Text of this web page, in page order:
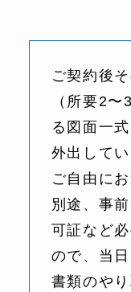
ご契約後
（所要2
る図面一
外出して
ご自由に
別途、事
可証など
ので、当
書類のや